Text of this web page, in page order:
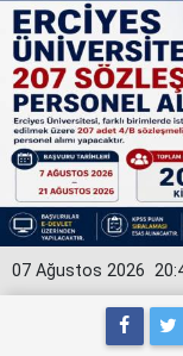
07 Ağustos 2026